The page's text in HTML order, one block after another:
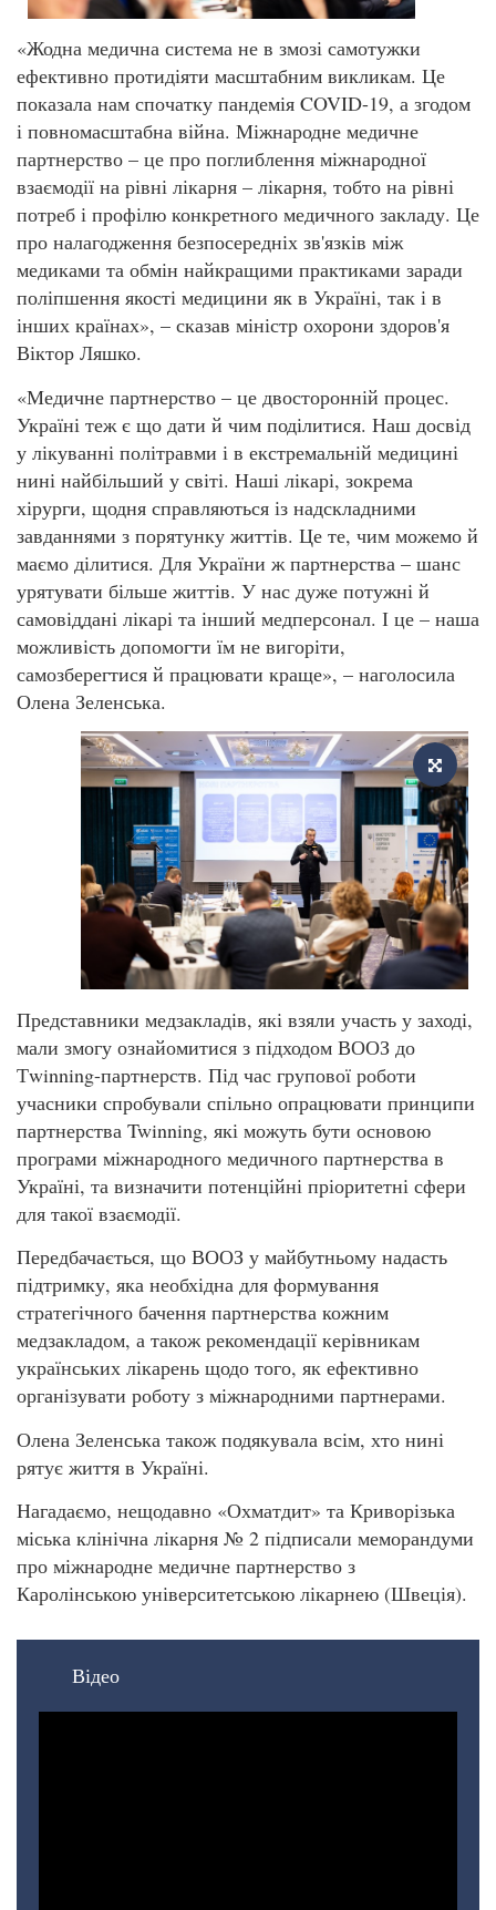
«Жодна медична система не в змозі самотужки
ефективно протидіяти масштабним викликам. Це
показала нам спочатку пандемія COVID-19, а згодом
і повномасштабна війна. Міжнародне медичне
партнерство – це про поглиблення міжнародної
взаємодії на рівні лікарня – лікарня, тобто на рівні
потреб і профілю конкретного медичного закладу. Це
про налагодження безпосередніх зв'язків між
медиками та обмін найкращими практиками заради
поліпшення якості медицини як в Україні, так і в
інших країнах», – сказав міністр охорони здоров'я
Віктор Ляшко.
«Медичне партнерство – це двосторонній процес.
Україні теж є що дати й чим поділитися. Наш досвід
у лікуванні політравми і в екстремальній медицині
нині найбільший у світі. Наші лікарі, зокрема
хірурги, щодня справляються із надскладними
завданнями з порятунку життів. Це те, чим можемо й
маємо ділитися. Для України ж партнерства – шанс
урятувати більше життів. У нас дуже потужні й
самовіддані лікарі та інший медперсонал. І це – наша
можливість допомогти їм не вигоріти,
самозберегтися й працювати краще», – наголосила
Олена Зеленська.
Представники медзакладів, які взяли участь у заході,
мали змогу ознайомитися з підходом ВООЗ до
Тwinning-партнерств. Під час групової роботи
учасники спробували спільно опрацювати принципи
партнерства Twinning, які можуть бути основою
програми міжнародного медичного партнерства в
Україні, та визначити потенційні пріоритетні сфери
для такої взаємодії.
Передбачається, що ВООЗ у майбутньому надасть
підтримку, яка необхідна для формування
стратегічного бачення партнерства кожним
медзакладом, а також рекомендації керівникам
українських лікарень щодо того, як ефективно
організувати роботу з міжнародними партнерами.
Олена Зеленська також подякувала всім, хто нині
рятує життя в Україні.
Нагадаємо, нещодавно «Охматдит» та Криворізька
міська клінічна лікарня № 2 підписали меморандуми
про міжнародне медичне партнерство з
Каролінською університетською лікарнею (Швеція).
Відео